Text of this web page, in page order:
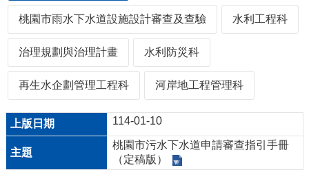
機
關
通
訊
錄
務
資
訊
桃園市雨水下水道設施設計審查及查驗 水利工程科
治理規劃與治理計畫 水利防災科
再生水企劃管理工程科 河岸地工程管理科
114-01-10
桃園市污水下水道申請審查指引手冊
（定稿版）